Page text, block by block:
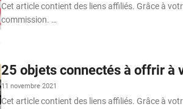
Cet article contient des liens affiliés. Grâce à
commission. …
25 objets connectés à offrir à
11 novembre 2021
Cet article contient des liens affiliés. Grâce à